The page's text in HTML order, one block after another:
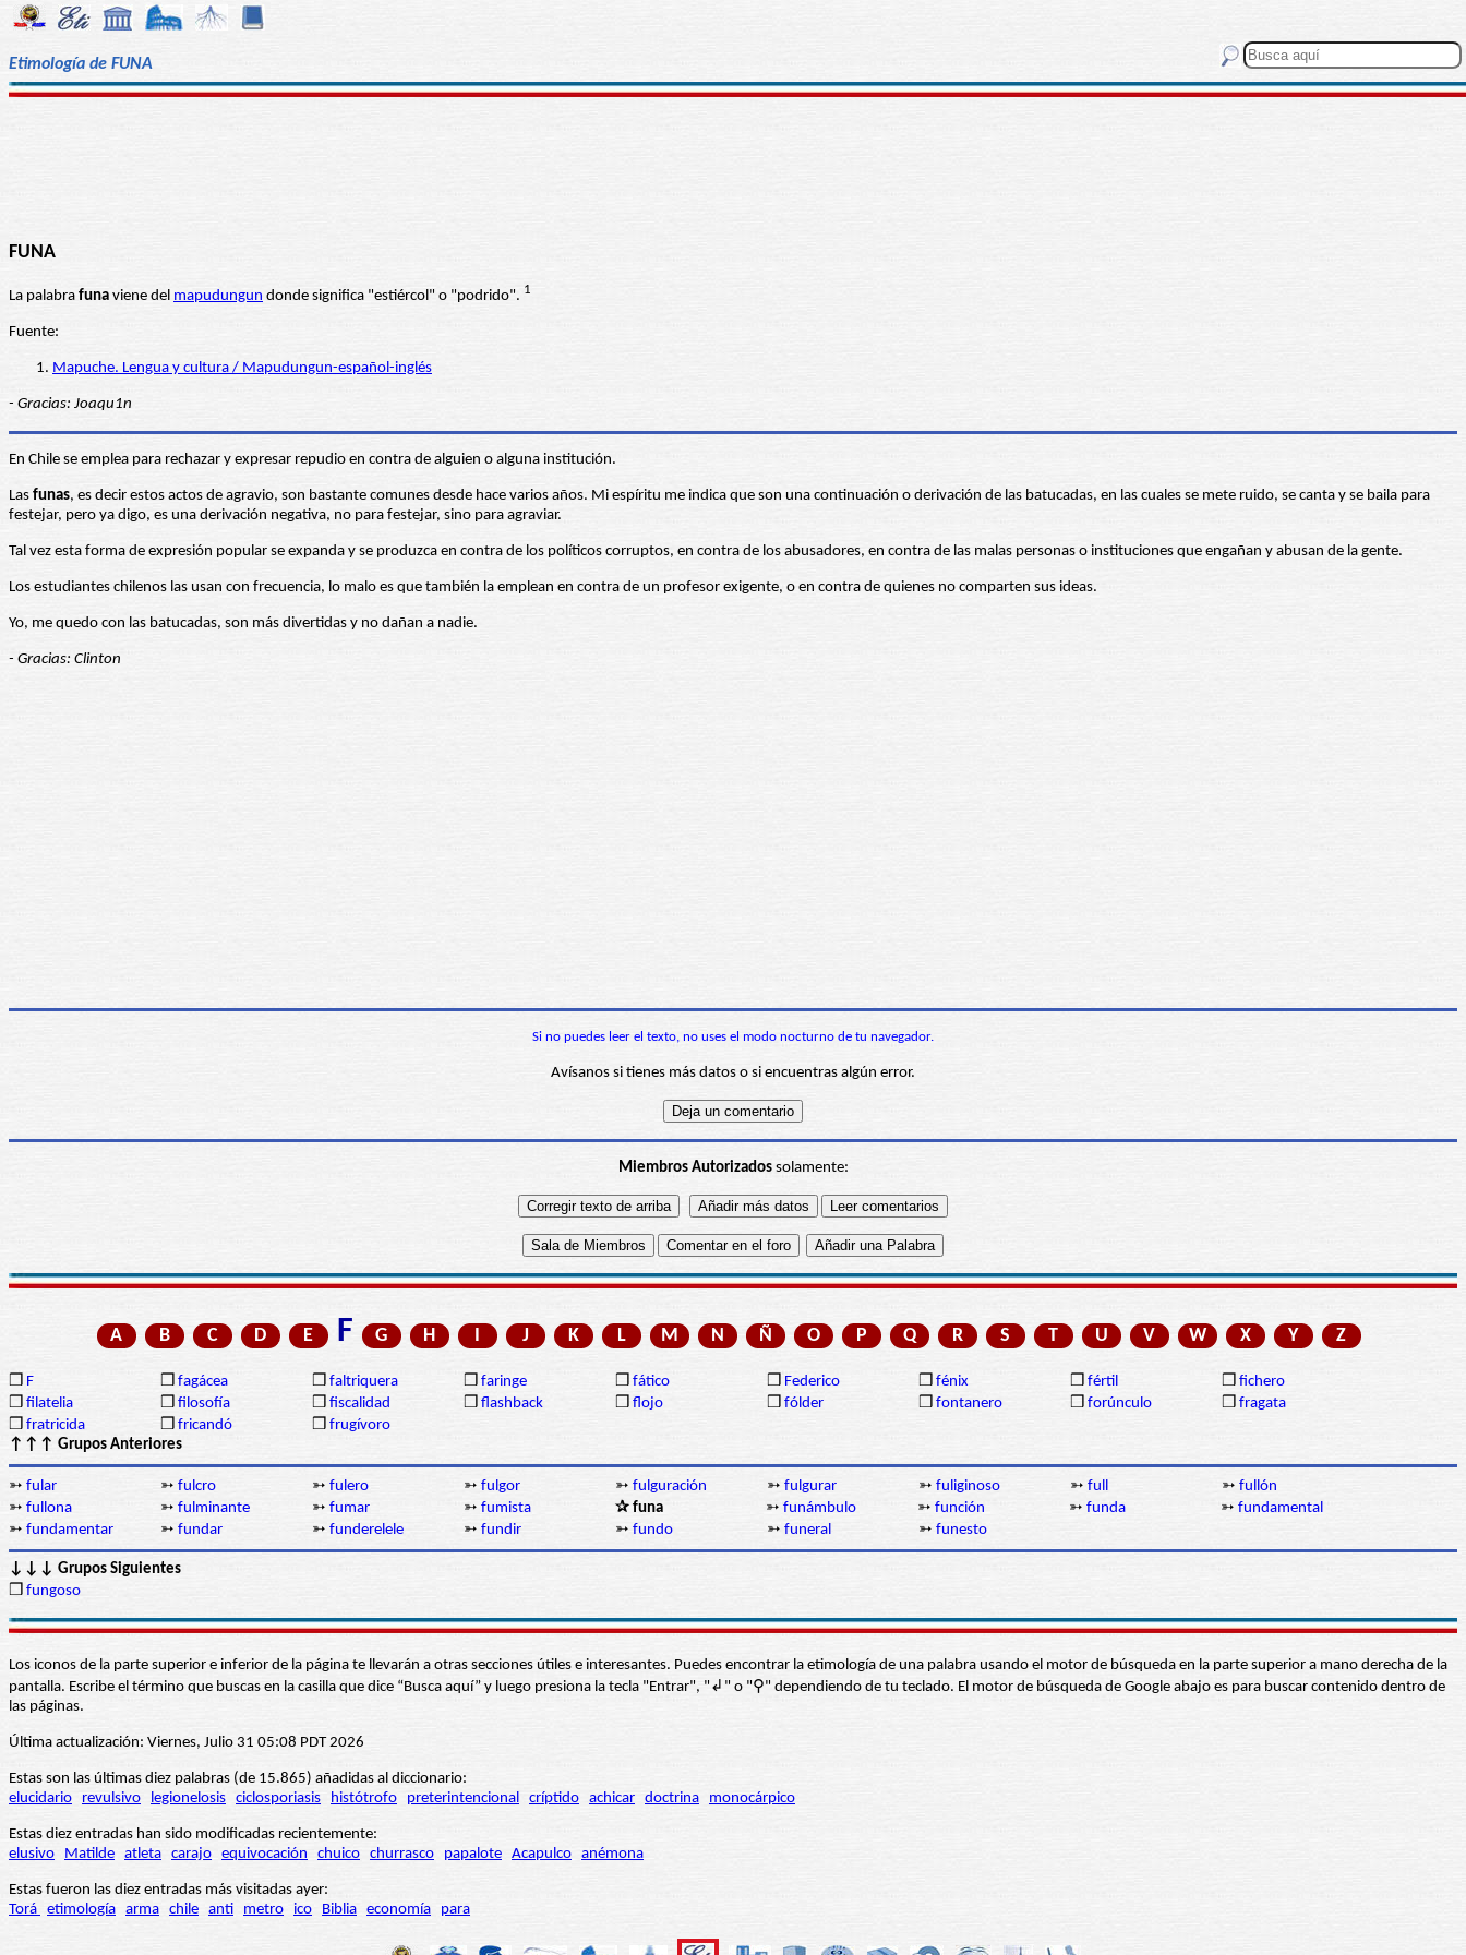
Etimología de FUNA
FUNA
La palabra funa viene del mapudungun donde significa "estiércol" o "podrido". 1
Fuente:
Mapuche. Lengua y cultura / Mapudungun-español-inglés
- Gracias: Joaqu1n
En Chile se emplea para rechazar y expresar repudio en contra de alguien o alguna institución.
Las funas, es decir estos actos de agravio, son bastante comunes desde hace varios años. Mi espíritu me indica que son una continuación o derivación de las batucadas, en las cuales se mete ruido, se canta y se baila para
festejar, pero ya digo, es una derivación negativa, no para festejar, sino para agraviar.
Tal vez esta forma de expresión popular se expanda y se produzca en contra de los políticos corruptos, en contra de los abusadores, en contra de las malas personas o instituciones que engañan y abusan de la gente.
Los estudiantes chilenos las usan con frecuencia, lo malo es que también la emplean en contra de un profesor exigente, o en contra de quienes no comparten sus ideas.
Yo, me quedo con las batucadas, son más divertidas y no dañan a nadie.
- Gracias: Clinton
Si no puedes leer el texto, no uses el modo nocturno de tu navegador.
Avísanos si tienes más datos o si encuentras algún error.
Miembros Autorizadossolamente:
A B C D E F G H I J K L M N Ñ O P Q R S T U V W X Y Z
❒ F ❒ fagácea ❒ faltriquera ❒ faringe ❒ fático ❒ Federico ❒ fénix ❒ fértil ❒ fichero
❒ filatelia ❒ filosofía ❒ fiscalidad ❒ flashback ❒ flojo ❒ fólder ❒ fontanero ❒ forúnculo ❒ fragata
❒ fratricida ❒ fricandó ❒ frugívoro
↑↑↑ Grupos Anteriores
➳ fular ➳ fulcro ➳ fulero ➳ fulgor ➳ fulguración ➳ fulgurar ➳ fuliginoso ➳ full ➳ fullón
➳ fullona ➳ fulminante ➳ fumar ➳ fumista ✰ funa ➳ funámbulo ➳ función ➳ funda ➳ fundamental
➳ fundamentar ➳ fundar ➳ funderelele ➳ fundir ➳ fundo ➳ funeral ➳ funesto
↓↓↓ Grupos Siguientes
❒ fungoso
Los iconos de la parte superior e inferior de la página te llevarán a otras secciones útiles e interesantes. Puedes encontrar la etimología de una palabra usando el motor de búsqueda en la parte superior a mano derecha de la
pantalla. Escribe el término que buscas en la casilla que dice “Busca aquí” y luego presiona la tecla "Entrar", "↲" o "⚲" dependiendo de tu teclado. El motor de búsqueda de Google abajo es para buscar contenido dentro de
las páginas.
Última actualización: Viernes, Julio 31 05:08 PDT 2026
Estas son las últimas diez palabras (de 15.865) añadidas al diccionario:
elucidario
revulsivo legionelosis ciclosporiasis histótrofo preterintencional críptido achicar doctrina monocárpico
Estas diez entradas han sido modificadas recientemente:
elusivo
Matilde atleta carajo equivocación chuico churrasco papalote Acapulco anémona
Estas fueron las diez entradas más visitadas ayer:
Torá etimología arma chile anti metro ico Biblia economía para